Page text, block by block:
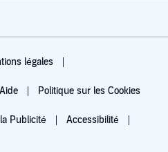
légales
Aide Politique sur les Cookies
Publicité Accessibilité